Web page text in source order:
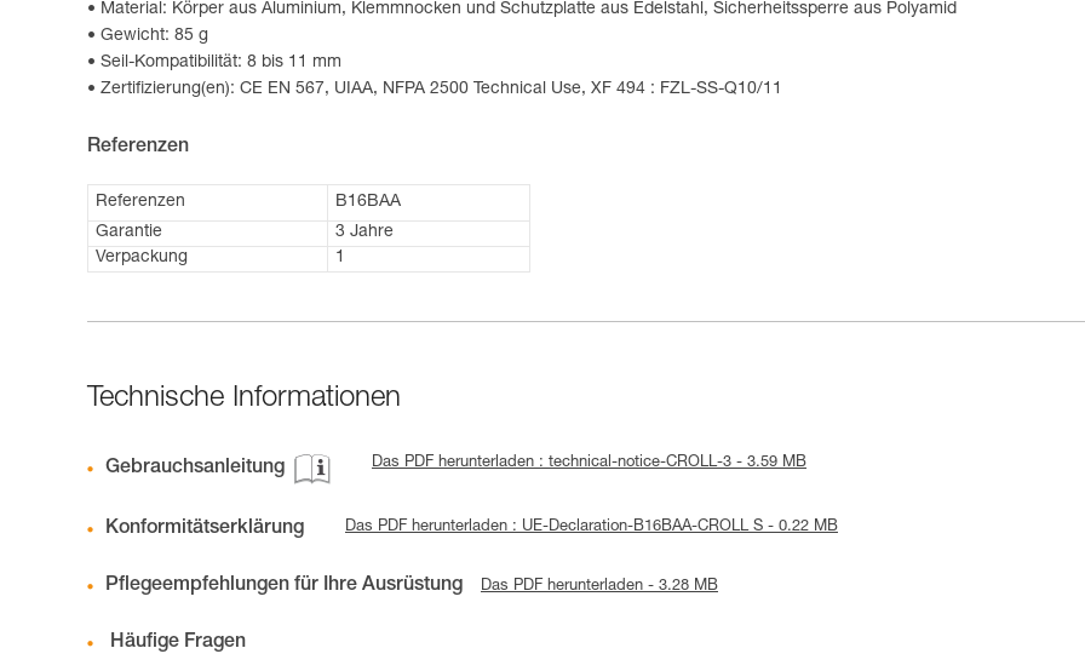
Material: Körper aus Aluminium, Klemmnocken und Schutzplatte aus Edelstahl, Sicherheitssperre aus Polyamid
Gewicht: 85 g
Seil-Kompatibilität: 8 bis 11 mm
Zertifizierung(en): CE EN 567, UIAA, NFPA 2500 Technical Use, XF 494 : FZL-SS-Q10/11
Referenzen
Referenzen
B16BAA
Garantie
3 Jahre
Verpackung
1
Technische Informationen
Gebrauchsanleitung Das PDF herunterladen : technical-notice-CROLL-3 - 3.59 MB
Konformitätserklärung Das PDF herunterladen : UE-Declaration-B16BAA-CROLL S - 0.22 MB
Pflegeempfehlungen für Ihre Ausrüstung Das PDF herunterladen - 3.28 MB
Häufige Fragen